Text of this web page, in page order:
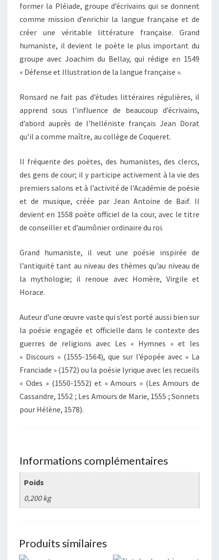
former la Pléiade, groupe d’écrivains qui se donnent
comme mission d’enrichir la langue française et de
créer une véritable littérature française. Grand
humaniste, il devient le poète le plus important du
groupe avec Joachim du Bellay, qui rédige en 1549
« Défense et Illustration de la langue française ».
Ronsard ne fait pas d’études littéraires régulières, il
apprend sous l’influence de beaucoup d’écrivains,
d’abord auprès de l’helléniste français Jean Dorat
qu’il a comme maître, au collège de Coqueret.
Il fréquente des poètes, des humanistes, des clercs,
des gens de cour; il y participe activement à la vie des
premiers salons et à l’activité de l’Académie de poésie
et de musique, créée par Jean Antoine de Baïf. Il
devient en 1558 poète officiel de la cour, avec le titre
de conseiller et d’aumônier ordinaire du roi.
Grand humaniste, il veut une poésie inspirée de
l’antiquité tant au niveau des thèmes qu’au niveau de
la mythologie; il renoue avec Homère, Virgile et
Horace.
Auteur d’une œuvre vaste qui s’est porté aussi bien sur
la poésie engagée et officielle dans le contexte des
guerres de religions avec Les « Hymnes » et les
« Discours » (1555-1564), que sur l’épopée avec « La
Franciade » (1572) ou la poésie lyrique avec les recueils
« Odes » (1550-1552) et « Amours » (Les Amours de
Cassandre, 1552 ; Les Amours de Marie, 1555 ; Sonnets
pour Hélène, 1578).
Informations complémentaires
Poids
0,200 kg
Produits similaires